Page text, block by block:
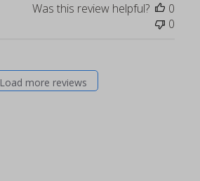
Was this review helpful?
0
0
Load more reviews